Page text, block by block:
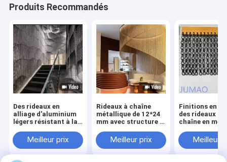
Produits Recommandés
Des rideaux en
alliage d'aluminium
légers résistant à la
espaces modernes
Meilleur prix
Rideaux à chaîne
métallique de 12*24
mm avec structure à
couleurs
personnalisables
Meilleur prix
Finitions en
des rideaux de
chaîne en
portes et les
dans divers
Meilleur